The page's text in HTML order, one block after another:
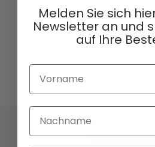
Melden Sie sich
Newsletter an und
auf Ihre
Vorname
Nachname